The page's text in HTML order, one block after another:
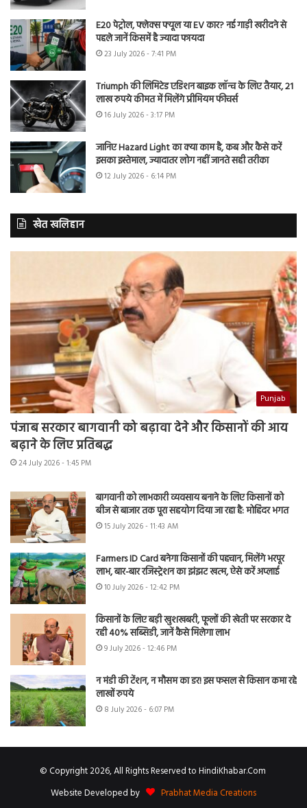
E20 पेट्रोल, फ्लेक्स फ्यूल या EV कार? नई गाड़ी खरीदने से
पहले जानें किसमें है ज्यादा फायदा
23 July 2026 - 7:41 PM
Triumph की लिमिटेड एडिशन बाइक लॉन्च के लिए तैयार, 21
लाख रुपये कीमत में मिलेंगे प्रीमियम फीचर्स
16 July 2026 - 3:17 PM
जानिए Hazard Light का क्या काम है, कब और कैसे करें
इसका इस्तेमाल, ज्यादातर लोग नहीं जानते सही तरीका
12 July 2026 - 6:14 PM
खेत खलिहान
Punjab
पंजाब सरकार बागवानी को बढ़ावा देने और किसानों की आय
बढ़ाने के लिए प्रतिबद्ध
24 July 2026 - 1:45 PM
बागवानी को लाभकारी व्यवसाय बनाने के लिए किसानों को
बीज से बाजार तक पूरा सहयोग दिया जा रहा है: मोहिंदर भगत
15 July 2026 - 11:43 AM
Farmers ID Card बनेगा किसानों की पहचान, मिलेंगे भरपूर
लाभ, बार-बार रजिस्ट्रेशन का झंझट खत्म, ऐसे करें अप्लाई
10 July 2026 - 12:42 PM
किसानों के लिए बड़ी खुशखबरी, फूलों की खेती पर सरकार दे
रही 40% सब्सिडी, जानें कैसे मिलेगा लाभ
9 July 2026 - 12:46 PM
न मंडी की टेंशन, न मौसम का डर! इस फसल से किसान कमा रहे
लाखों रुपये
8 July 2026 - 6:07 PM
© Copyright 2026, All Rights Reserved to HindiKhabar.Com
Website Developed by
Prabhat Media Creations